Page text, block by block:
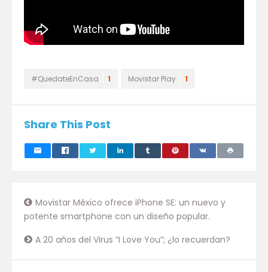
#QuedateEnCasa 1 Movistar Play 1
Share This Post
Movistar México ofrece iPhone SE: un nuevo y
potente smartphone con un diseño popular.
A 20 años del Virus “I Love You”; ¿lo recuerdan?